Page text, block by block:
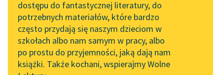
Pol’and’Rock Festivalu
„Kochanek Lady
Chatterley” do słuchania
na Wolnych Lekturach
Nowy audiobook –
API
OAI-PMH
Widget Wolnych Lektur
Przypisy
dostępu do fantastycznej literatury, do
potrzebnych materiałów, które bardzo
często przydają się naszym dzieciom w
szkołach albo nam samym w pracy, albo
po prostu do przyjemności, jaką dają nam
książki. Także kochani, wspierajmy Wolne
Spis treści:
I. Zamiast przedmowy
II. Młodość Celadona
III. Szkoła królowych
IV. Potop i arka
V. Konfitury